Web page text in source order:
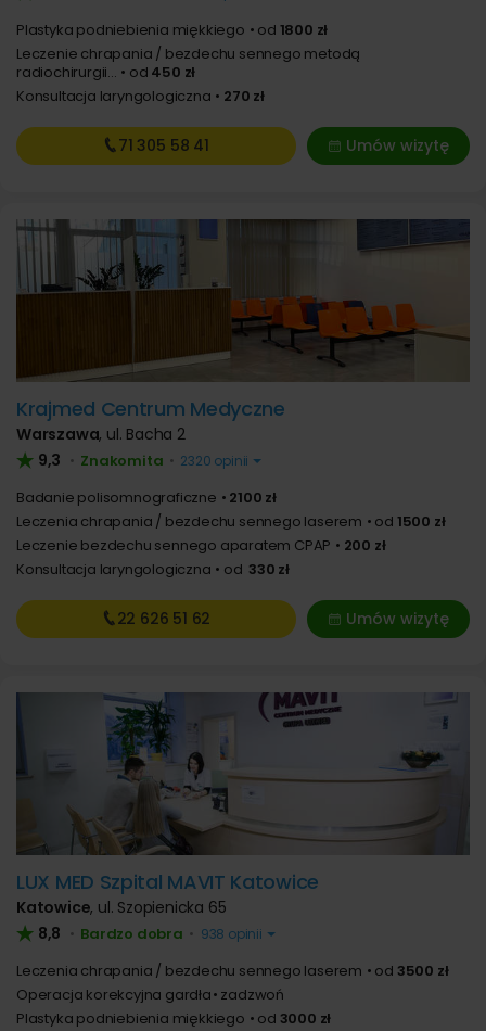
Plastyka podniebienia miękkiego od 1800 zł
Leczenie chrapania / bezdechu sennego metodą
radiochirurgii...
od 450 zł
Konsultacja laryngologiczna
270 zł
Umów wizytę
71 305 58 41
Krajmed Centrum Medyczne
Warszawa, ul. Bacha 2
9,3 • Znakomita • 2320 opinii
Badanie polisomnograficzne
2100 zł
Leczenia chrapania / bezdechu sennego laserem
od 1500 zł
Leczenie bezdechu sennego aparatem CPAP
200 zł
Konsultacja laryngologiczna
od 330 zł
Umów wizytę
22 626 51 62
LUX MED Szpital MAVIT Katowice
Katowice, ul. Szopienicka 65
8,8 • Bardzo dobra • 938 opinii
Leczenia chrapania / bezdechu sennego laserem od 3500 zł
Operacja korekcyjna gardła zadzwoń
Plastyka podniebienia miękkiego
od 3000 zł